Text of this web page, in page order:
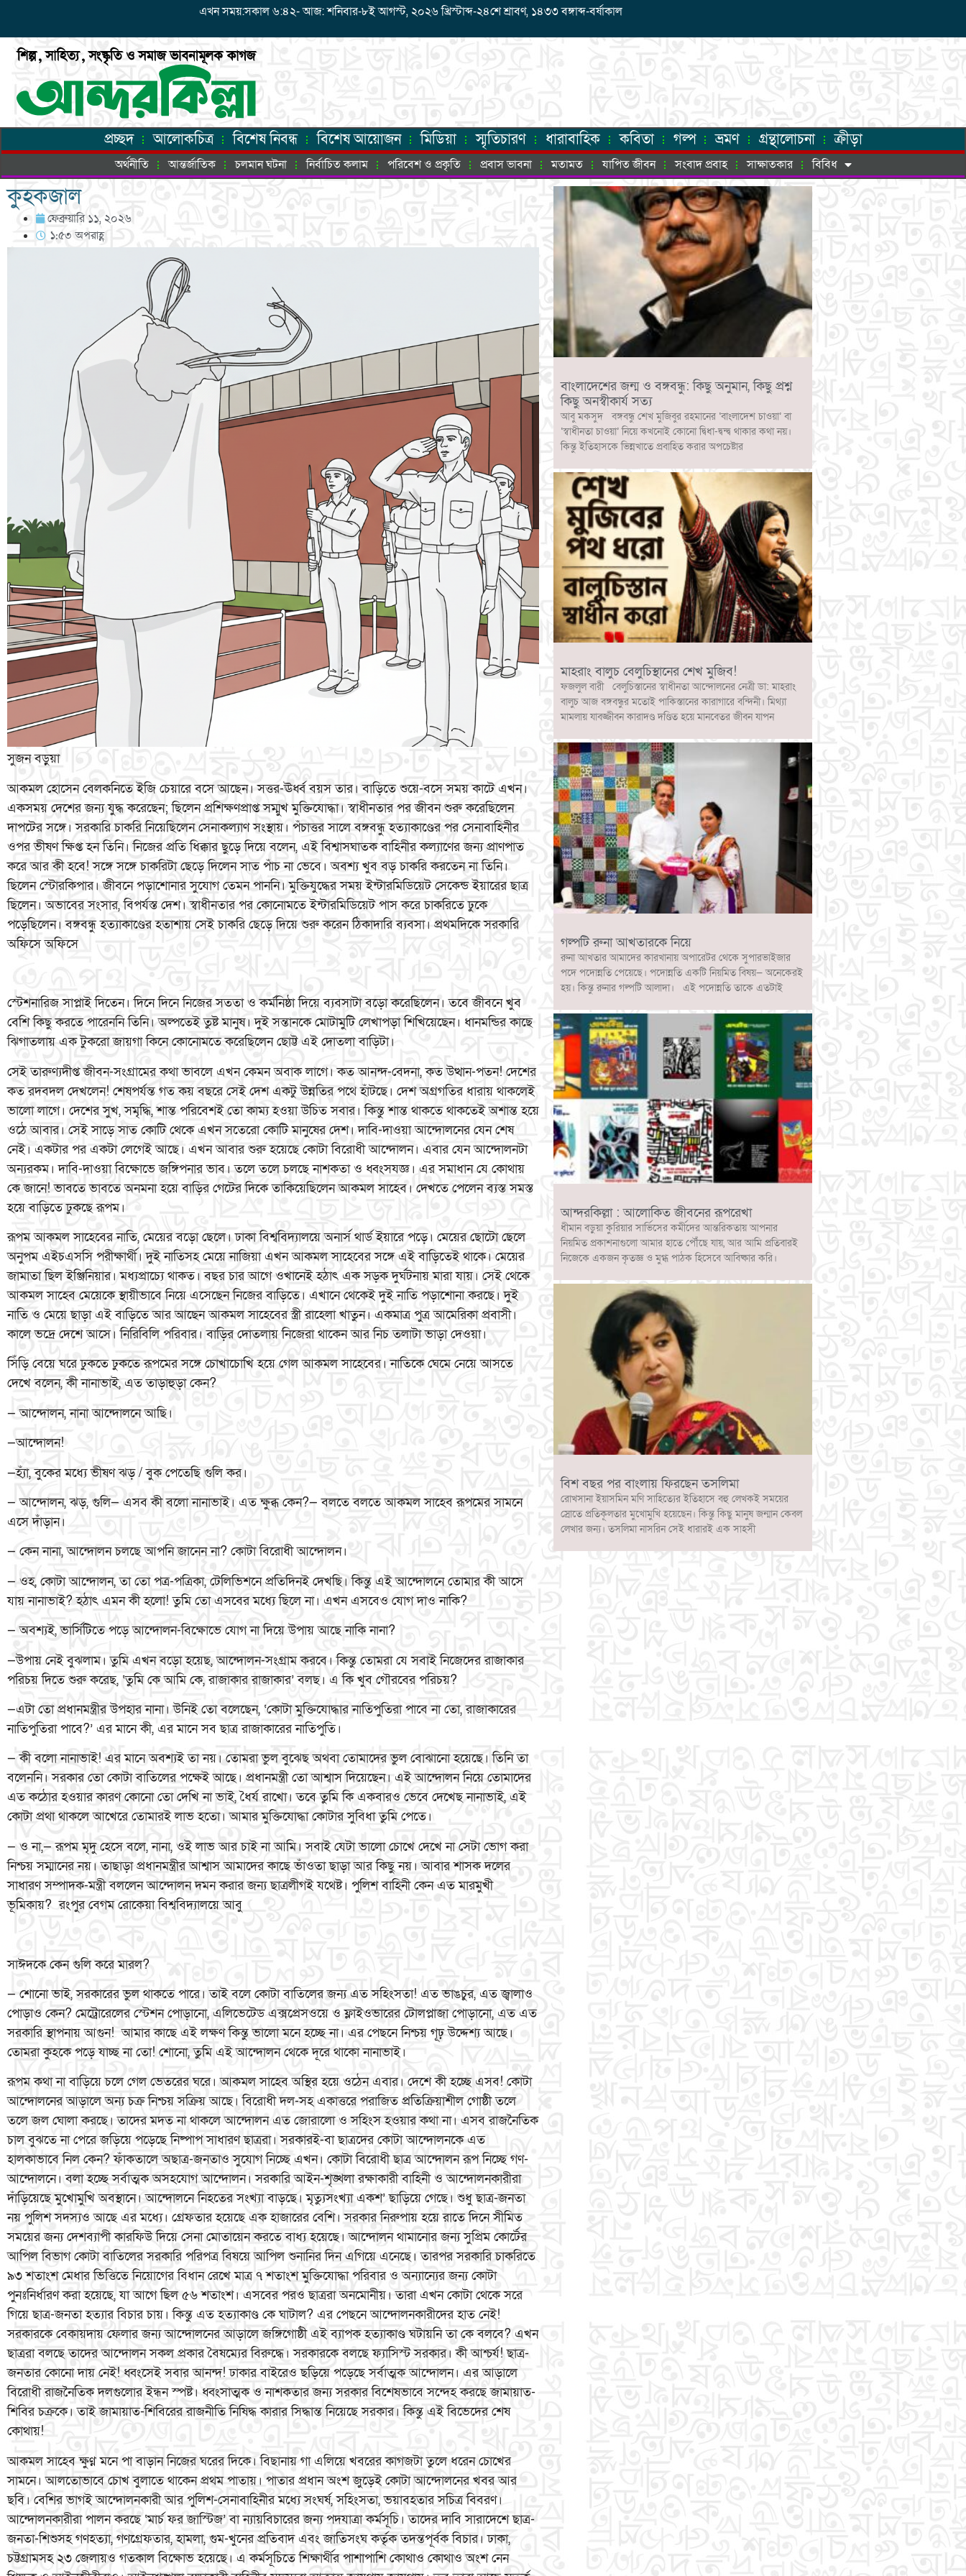
এখন সময়:সকাল ৬:৪২- আজ: শনিবার-৮ই আগস্ট, ২০২৬ খ্রিস্টাব্দ-২৪শে শ্রাবণ, ১৪৩৩ বঙ্গাব্দ-বর্ষাকাল
প্রচ্ছদ আলোকচিত্র বিশেষ নিবন্ধ বিশেষ আয়োজন মিডিয়া স্মৃতিচারণ ধারাবাহিক কবিতা গল্প ভ্রমণ গ্রন্থালোচনা ক্রীড়া
অর্থনীতি আন্তর্জাতিক চলমান ঘটনা নির্বাচিত কলাম পরিবেশ ও প্রকৃতি প্রবাস ভাবনা মতামত যাপিত জীবন সংবাদ প্রবাহ সাক্ষাতকার বিবিধ
কুহকজাল
ফেব্রুয়ারি ১১, ২০২৬
১:৫৩ অপরাহ্ণ
সুজন বড়ুয়া
আকমল হোসেন বেলকনিতে ইজি চেয়ারে বসে আছেন। সত্তর-ঊর্ধ্ব বয়স তার। বাড়িতে শুয়ে-বসে সময় কাটে এখন।
একসময় দেশের জন্য যুদ্ধ করেছেন; ছিলেন প্রশিক্ষণপ্রাপ্ত সম্মুখ মুক্তিযোদ্ধা। স্বাধীনতার পর জীবন শুরু করেছিলেন
দাপটের সঙ্গে। সরকারি চাকরি নিয়েছিলেন সেনাকল্যাণ সংস্থায়। পঁচাত্তর সালে বঙ্গবন্ধু হত্যাকাণ্ডের পর সেনাবাহিনীর
ওপর ভীষণ ক্ষিপ্ত হন তিনি। নিজের প্রতি ধিক্কার ছুড়ে দিয়ে বলেন, এই বিশ্বাসঘাতক বাহিনীর কল্যাণের জন্য প্রাণপাত
করে আর কী হবে! সঙ্গে সঙ্গে চাকরিটা ছেড়ে দিলেন সাত পাঁচ না ভেবে। অবশ্য খুব বড় চাকরি করতেন না তিনি।
ছিলেন স্টোরকিপার। জীবনে পড়াশোনার সুযোগ তেমন পাননি। মুক্তিযুদ্ধের সময় ইন্টারমিডিয়েট সেকেন্ড ইয়ারের ছাত্র
ছিলেন। অভাবের সংসার, বিপর্যস্ত দেশ। স্বাধীনতার পর কোনোমতে ইন্টারমিডিয়েট পাস করে চাকরিতে ঢুকে
পড়েছিলেন। বঙ্গবন্ধু হত্যাকাণ্ডের হতাশায় সেই চাকরি ছেড়ে দিয়ে শুরু করেন ঠিকাদারি ব্যবসা। প্রথমদিকে সরকারি
অফিসে অফিসে
স্টেশনারিজ সাপ্লাই দিতেন। দিনে দিনে নিজের সততা ও কর্মনিষ্ঠা দিয়ে ব্যবসাটা বড়ো করেছিলেন। তবে জীবনে খুব
বেশি কিছু করতে পারেননি তিনি। অল্পতেই তুষ্ট মানুষ। দুই সন্তানকে মোটামুটি লেখাপড়া শিখিয়েছেন। ধানমন্ডির কাছে
ঝিগাতলায় এক টুকরো জায়গা কিনে কোনোমতে করেছিলেন ছোট্ট এই দোতলা বাড়িটা।
সেই তারুণ্যদীপ্ত জীবন-সংগ্রামের কথা ভাবলে এখন কেমন অবাক লাগে। কত আনন্দ-বেদনা, কত উত্থান-পতন! দেশের
কত রদবদল দেখলেন! শেষপর্যন্ত গত কয় বছরে সেই দেশ একটু উন্নতির পথে হাঁটছে। দেশ অগ্রগতির ধারায় থাকলেই
ভালো লাগে। দেশের সুখ, সমৃদ্ধি, শান্ত পরিবেশই তো কাম্য হওয়া উচিত সবার। কিন্তু শান্ত থাকতে থাকতেই অশান্ত হয়ে
ওঠে আবার। সেই সাড়ে সাত কোটি থেকে এখন সতেরো কোটি মানুষের দেশ। দাবি-দাওয়া আন্দোলনের যেন শেষ
নেই। একটার পর একটা লেগেই আছে। এখন আবার শুরু হয়েছে কোটা বিরোধী আন্দোলন। এবার যেন আন্দোলনটা
অন্যরকম। দাবি-দাওয়া বিক্ষোভে জঙ্গিপনার ভাব। তলে তলে চলছে নাশকতা ও ধ্বংসযজ্ঞ। এর সমাধান যে কোথায়
কে জানে! ভাবতে ভাবতে অনমনা হয়ে বাড়ির গেটের দিকে তাকিয়েছিলেন আকমল সাহেব। দেখতে পেলেন ব্যস্ত সমস্ত
হয়ে বাড়িতে ঢুকছে রূপম।
রূপম আকমল সাহেবের নাতি, মেয়ের বড়ো ছেলে। ঢাকা বিশ্ববিদ্যালয়ে অনার্স থার্ড ইয়ারে পড়ে। মেয়ের ছোটো ছেলে
অনুপম এইচএসসি পরীক্ষার্থী। দুই নাতিসহ মেয়ে নাজিয়া এখন আকমল সাহেবের সঙ্গে এই বাড়িতেই থাকে। মেয়ের
জামাতা ছিল ইঞ্জিনিয়ার। মধ্যপ্রাচ্যে থাকত। বছর চার আগে ওখানেই হঠাৎ এক সড়ক দুর্ঘটনায় মারা যায়। সেই থেকে
আকমল সাহেব মেয়েকে স্থায়ীভাবে নিয়ে এসেছেন নিজের বাড়িতে। এখানে থেকেই দুই নাতি পড়াশোনা করছে। দুই
নাতি ও মেয়ে ছাড়া এই বাড়িতে আর আছেন আকমল সাহেবের স্ত্রী রাহেলা খাতুন। একমাত্র পুত্র আমেরিকা প্রবাসী।
কালে ভদ্রে দেশে আসে। নিরিবিলি পরিবার। বাড়ির দোতলায় নিজেরা থাকেন আর নিচ তলাটা ভাড়া দেওয়া।
সিঁড়ি বেয়ে ঘরে ঢুকতে ঢুকতে রূপমের সঙ্গে চোখাচোখি হয়ে গেল আকমল সাহেবের। নাতিকে ঘেমে নেয়ে আসতে
দেখে বলেন, কী নানাভাই, এত তাড়াহুড়া কেন?
— আন্দোলন, নানা আন্দোলনে আছি।
—আন্দোলন!
—হ্যাঁ, বুকের মধ্যে ভীষণ ঝড় / বুক পেতেছি গুলি কর।
— আন্দোলন, ঝড়, গুলি— এসব কী বলো নানাভাই। এত ক্ষুব্ধ কেন?— বলতে বলতে আকমল সাহেব রূপমের সামনে
এসে দাঁড়ান।
— কেন নানা, আন্দোলন চলছে আপনি জানেন না? কোটা বিরোধী আন্দোলন।
— ওহ, কোটা আন্দোলন, তা তো পত্র-পত্রিকা, টেলিভিশনে প্রতিদিনই দেখছি। কিন্তু এই আন্দোলনে তোমার কী আসে
যায় নানাভাই? হঠাৎ এমন কী হলো! তুমি তো এসবের মধ্যে ছিলে না। এখন এসবেও যোগ দাও নাকি?
— অবশ্যই, ভার্সিটিতে পড়ে আন্দোলন-বিক্ষোভে যোগ না দিয়ে উপায় আছে নাকি নানা?
—উপায় নেই বুঝলাম। তুমি এখন বড়ো হয়েছ, আন্দোলন-সংগ্রাম করবে। কিন্তু তোমরা যে সবাই নিজেদের রাজাকার
পরিচয় দিতে শুরু করেছ, ‘তুমি কে আমি কে, রাজাকার রাজাকার’ বলছ। এ কি খুব গৌরবের পরিচয়?
—এটা তো প্রধানমন্ত্রীর উপহার নানা। উনিই তো বলেছেন, ‘কোটা মুক্তিযোদ্ধার নাতিপুতিরা পাবে না তো, রাজাকারের
নাতিপুতিরা পাবে?’ এর মানে কী, এর মানে সব ছাত্র রাজাকারের নাতিপুতি।
— কী বলো নানাভাই! এর মানে অবশ্যই তা নয়। তোমরা ভুল বুঝেছ অথবা তোমাদের ভুল বোঝানো হয়েছে। তিনি তা
বলেননি। সরকার তো কোটা বাতিলের পক্ষেই আছে। প্রধানমন্ত্রী তো আশ্বাস দিয়েছেন। এই আন্দোলন নিয়ে তোমাদের
এত কঠোর হওয়ার কারণ কোনো তো দেখি না ভাই, ধৈর্য রাখো। তবে তুমি কি একবারও ভেবে দেখেছ নানাভাই, এই
কোটা প্রথা থাকলে আখেরে তোমারই লাভ হতো। আমার মুক্তিযোদ্ধা কোটার সুবিধা তুমি পেতে।
— ও না,— রূপম মৃদু হেসে বলে, নানা, ওই লাভ আর চাই না আমি। সবাই যেটা ভালো চোখে দেখে না সেটা ভোগ করা
নিশ্চয় সম্মানের নয়। তাছাড়া প্রধানমন্ত্রীর আশ্বাস আমাদের কাছে ভাঁওতা ছাড়া আর কিছু নয়। আবার শাসক দলের
সাধারণ সম্পাদক-মন্ত্রী বললেন আন্দোলন দমন করার জন্য ছাত্রলীগই যথেষ্ট। পুলিশ বাহিনী কেন এত মারমুখী
ভূমিকায়? রংপুর বেগম রোকেয়া বিশ্ববিদ্যালয়ে আবু
সাঈদকে কেন গুলি করে মারল?
— শোনো ভাই, সরকারের ভুল থাকতে পারে। তাই বলে কোটা বাতিলের জন্য এত সহিংসতা! এত ভাঙচুর, এত জ্বালাও
পোড়াও কেন? মেট্রোরেলের স্টেশন পোড়ানো, এলিভেটেড এক্সপ্রেসওয়ে ও ফ্লাইওভারের টোলপ্লাজা পোড়ানো, এত এত
সরকারি স্থাপনায় আগুন! আমার কাছে এই লক্ষণ কিন্তু ভালো মনে হচ্ছে না। এর পেছনে নিশ্চয় গূঢ় উদ্দেশ্য আছে।
তোমরা কুহকে পড়ে যাচ্ছ না তো! শোনো, তুমি এই আন্দোলন থেকে দূরে থাকো নানাভাই।
রূপম কথা না বাড়িয়ে চলে গেল ভেতরের ঘরে। আকমল সাহেব অস্থির হয়ে ওঠেন এবার। দেশে কী হচ্ছে এসব! কোটা
আন্দোলনের আড়ালে অন্য চক্র নিশ্চয় সক্রিয় আছে। বিরোধী দল-সহ একাত্তরে পরাজিত প্রতিক্রিয়াশীল গোষ্ঠী তলে
তলে জল ঘোলা করছে। তাদের মদত না থাকলে আন্দোলন এত জোরালো ও সহিংস হওয়ার কথা না। এসব রাজনৈতিক
চাল বুঝতে না পেরে জড়িয়ে পড়েছে নিষ্পাপ সাধারণ ছাত্ররা। সরকারই-বা ছাত্রদের কোটা আন্দোলনকে এত
হালকাভাবে নিল কেন? ফাঁকতালে অছাত্র-জনতাও সুযোগ নিচ্ছে এখন। কোটা বিরোধী ছাত্র আন্দোলন রূপ নিচ্ছে গণ-
আন্দোলনে। বলা হচ্ছে সর্বাত্মক অসহযোগ আন্দোলন। সরকারি আইন-শৃঙ্খলা রক্ষাকারী বাহিনী ও আন্দোলনকারীরা
দাঁড়িয়েছে মুখোমুখি অবস্থানে। আন্দোলনে নিহতের সংখ্যা বাড়ছে। মৃত্যুসংখ্যা একশ’ ছাড়িয়ে গেছে। শুধু ছাত্র-জনতা
নয় পুলিশ সদস্যও আছে এর মধ্যে। গ্রেফতার হয়েছে এক হাজারের বেশি। সরকার নিরুপায় হয়ে রাতে দিনে সীমিত
সময়ের জন্য দেশব্যাপী কারফিউ দিয়ে সেনা মোতায়েন করতে বাধ্য হয়েছে। আন্দোলন থামানোর জন্য সুপ্রিম কোর্টের
আপিল বিভাগ কোটা বাতিলের সরকারি পরিপত্র বিষয়ে আপিল শুনানির দিন এগিয়ে এনেছে। তারপর সরকারি চাকরিতে
৯৩ শতাংশ মেধার ভিত্তিতে নিয়োগের বিধান রেখে মাত্র ৭ শতাংশ মুক্তিযোদ্ধা পরিবার ও অন্যান্যের জন্য কোটা
পুনঃনির্ধারণ করা হয়েছে, যা আগে ছিল ৫৬ শতাংশ। এসবের পরও ছাত্ররা অনমোনীয়। তারা এখন কোটা থেকে সরে
গিয়ে ছাত্র-জনতা হত্যার বিচার চায়। কিন্তু এত হত্যাকাণ্ড কে ঘাটাল? এর পেছনে আন্দোলনকারীদের হাত নেই!
সরকারকে বেকায়দায় ফেলার জন্য আন্দোলনের আড়ালে জঙ্গিগোষ্ঠী এই ব্যাপক হত্যাকাণ্ড ঘটায়নি তা কে বলবে? এখন
ছাত্ররা বলছে তাদের আন্দোলন সকল প্রকার বৈষম্যের বিরুদ্ধে। সরকারকে বলছে ফ্যাসিস্ট সরকার। কী আশ্চর্য! ছাত্র-
জনতার কোনো দায় নেই! ধ্বংসেই সবার আনন্দ! ঢাকার বাইরেও ছড়িয়ে পড়েছে সর্বাত্মক আন্দোলন। এর আড়ালে
বিরোধী রাজনৈতিক দলগুলোর ইন্ধন স্পষ্ট। ধ্বংসাত্মক ও নাশকতার জন্য সরকার বিশেষভাবে সন্দেহ করছে জামায়াত-
শিবির চক্রকে। তাই জামায়াত-শিবিরের রাজনীতি নিষিদ্ধ কারার সিদ্ধান্ত নিয়েছে সরকার। কিন্তু এই বিভেদের শেষ
কোথায়!
আকমল সাহেব ক্ষুণ্ন মনে পা বাড়ান নিজের ঘরের দিকে। বিছানায় গা এলিয়ে খবরের কাগজটা তুলে ধরেন চোখের
সামনে। আলতোভাবে চোখ বুলাতে থাকেন প্রথম পাতায়। পাতার প্রধান অংশ জুড়েই কোটা আন্দোলনের খবর আর
ছবি। বেশির ভাগই আন্দোলনকারী আর পুলিশ-সেনাবাহিনীর মধ্যে সংঘর্ষ, সহিংসতা, ভয়াবহতার সচিত্র বিবরণ।
আন্দোলনকারীরা পালন করছে ‘মার্চ ফর জাস্টিজ’ বা ন্যায়বিচারের জন্য পদযাত্রা কর্মসূচি। তাদের দাবি সারাদেশে ছাত্র-
জনতা-শিশুসহ গণহত্যা, গণগ্রেফতার, হামলা, গুম-খুনের প্রতিবাদ এবং জাতিসংঘ কর্তৃক তদন্তপূর্বক বিচার। ঢাকা,
চট্টগ্রামসহ ২৩ জেলায়ও গতকাল বিক্ষোভ হয়েছে। এ কর্মসূচিতে শিক্ষার্থীর পাশাপাশি কোথাও কোথাও অংশ নেন
বাংলাদেশের জন্ম ও বঙ্গবন্ধু: কিছু অনুমান, কিছু প্রশ্ন
কিছু অনস্বীকার্য সত্য
আবু মকসুদ বঙ্গবন্ধু শেখ মুজিবুর রহমানের ‘বাংলাদেশ চাওয়া’ বা
‘স্বাধীনতা চাওয়া’ নিয়ে কখনোই কোনো দ্বিধা-দ্বন্দ্ব থাকার কথা নয়।
কিন্তু ইতিহাসকে ভিন্নখাতে প্রবাহিত করার অপচেষ্টার
মাহরাং বালুচ বেলুচিস্থানের শেখ মুজিব!
ফজলুল বারী বেলুচিস্তানের স্বাধীনতা আন্দোলনের নেত্রী ডা: মাহরাং
বালুচ আজ বঙ্গবন্ধুর মতোই পাকিস্তানের কারাগারে বন্দিনী। মিথ্যা
মামলায় যাবজ্জীবন কারাদণ্ড দণ্ডিত হয়ে মানবেতর জীবন যাপন
গল্পটি রুনা আখতারকে নিয়ে
রুনা আখতার আমাদের কারখানায় অপারেটর থেকে সুপারভাইজার
পদে পদোন্নতি পেয়েছে। পদোন্নতি একটি নিয়মিত বিষয়— অনেকেরই
হয়। কিন্তু রুনার গল্পটি আলাদা। এই পদোন্নতি তাকে এতটাই
আন্দরকিল্লা : আলোকিত জীবনের রূপরেখা
ধীমান বড়ুয়া কুরিয়ার সার্ভিসের কর্মীদের আন্তরিকতায় আপনার
নিয়মিত প্রকাশনাগুলো আমার হাতে পৌঁছে যায়, আর আমি প্রতিবারই
নিজেকে একজন কৃতজ্ঞ ও মুগ্ধ পাঠক হিসেবে আবিষ্কার করি।
বিশ বছর পর বাংলায় ফিরছেন তসলিমা
রোখসানা ইয়াসমিন মণি সাহিত্যের ইতিহাসে বহু লেখকই সময়ের
স্রোতে প্রতিকূলতার মুখোমুখি হয়েছেন। কিন্তু কিছু মানুষ জন্মান কেবল
লেখার জন্য। তসলিমা নাসরিন সেই ধারারই এক সাহসী